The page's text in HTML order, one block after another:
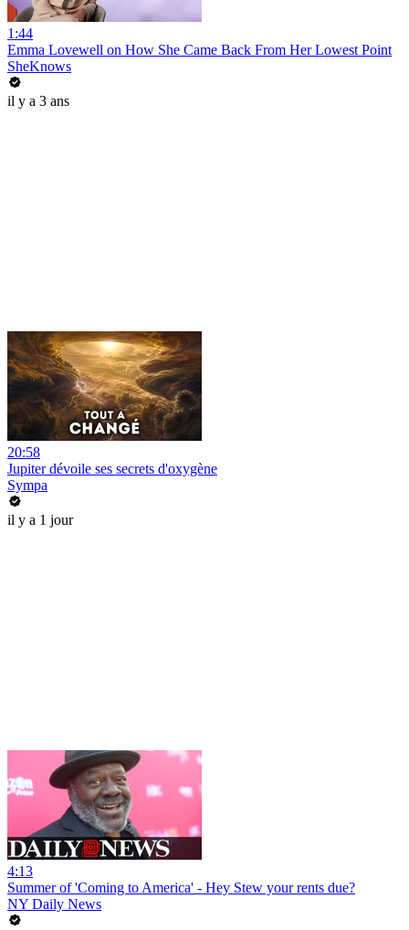
1:44
Emma Lovewell on How She Came Back From Her Lowest Point
SheKnows
il y a 3 ans
20:58
Jupiter dévoile ses secrets d'oxygène
Sympa
il y a 1 jour
4:13
Summer of 'Coming to America' - Hey Stew your rents due?
NY Daily News